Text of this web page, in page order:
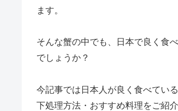
ます。
そんな蟹の中でも、日本で良く食
でしょうか？
今記事では日本人が良く食べてい
下処理方法・おすすめ料理をご紹介